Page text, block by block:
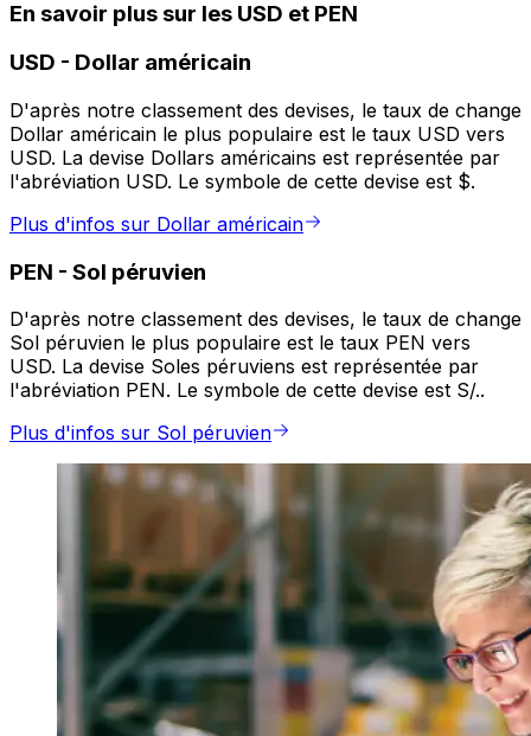
En savoir plus sur les USD et PEN
USD - Dollar américain
D'après notre classement des devises, le taux de change
Dollar américain le plus populaire est le taux USD vers
USD. La devise Dollars américains est représentée par
l'abréviation USD. Le symbole de cette devise est $.
Plus d'infos sur Dollar américain
PEN - Sol péruvien
D'après notre classement des devises, le taux de change
Sol péruvien le plus populaire est le taux PEN vers
USD. La devise Soles péruviens est représentée par
l'abréviation PEN. Le symbole de cette devise est S/..
Plus d'infos sur Sol péruvien